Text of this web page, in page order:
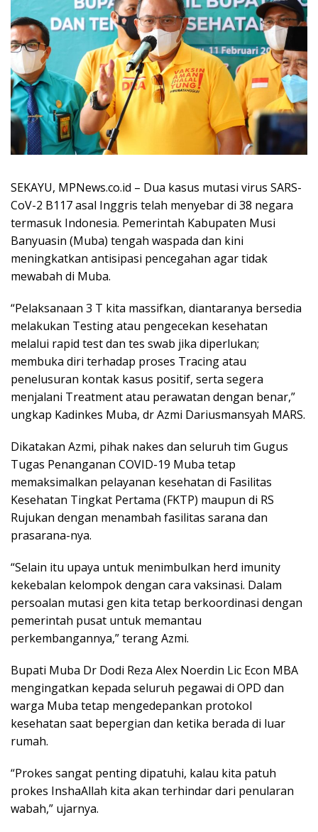
SEKAYU, MPNews.co.id – Dua kasus mutasi virus SARS-
CoV-2 B117 asal Inggris telah menyebar di 38 negara
termasuk Indonesia. Pemerintah Kabupaten Musi
Banyuasin (Muba) tengah waspada dan kini
meningkatkan antisipasi pencegahan agar tidak
mewabah di Muba.
“Pelaksanaan 3 T kita massifkan, diantaranya bersedia
melakukan Testing atau pengecekan kesehatan
melalui rapid test dan tes swab jika diperlukan;
membuka diri terhadap proses Tracing atau
penelusuran kontak kasus positif, serta segera
menjalani Treatment atau perawatan dengan benar,”
ungkap Kadinkes Muba, dr Azmi Dariusmansyah MARS.
Dikatakan Azmi, pihak nakes dan seluruh tim Gugus
Tugas Penanganan COVID-19 Muba tetap
memaksimalkan pelayanan kesehatan di Fasilitas
Kesehatan Tingkat Pertama (FKTP) maupun di RS
Rujukan dengan menambah fasilitas sarana dan
prasarana-nya.
“Selain itu upaya untuk menimbulkan herd imunity
kekebalan kelompok dengan cara vaksinasi. Dalam
persoalan mutasi gen kita tetap berkoordinasi dengan
pemerintah pusat untuk memantau
perkembangannya,” terang Azmi.
Bupati Muba Dr Dodi Reza Alex Noerdin Lic Econ MBA
mengingatkan kepada seluruh pegawai di OPD dan
warga Muba tetap mengedepankan protokol
kesehatan saat bepergian dan ketika berada di luar
rumah.
“Prokes sangat penting dipatuhi, kalau kita patuh
prokes InshaAllah kita akan terhindar dari penularan
wabah,” ujarnya.